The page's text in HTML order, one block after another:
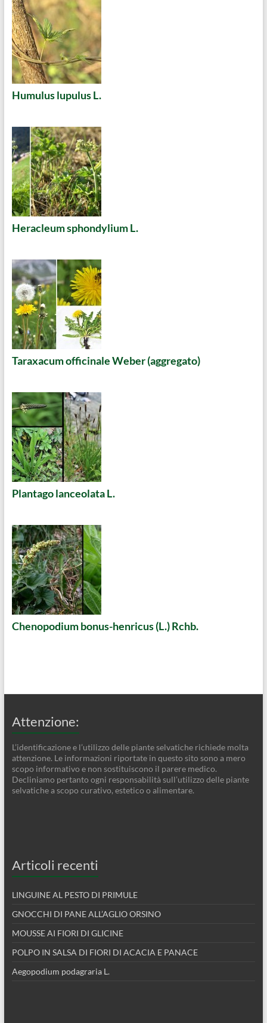
Humulus lupulus L.
Heracleum sphondylium L.
Taraxacum officinale Weber (aggregato)
Plantago lanceolata L.
Chenopodium bonus-henricus (L.) Rchb.
Attenzione:
L’identificazione e l’utilizzo delle piante selvatiche richiede molta
attenzione. Le informazioni riportate in questo sito sono a mero
scopo informativo e non sostituiscono il parere medico.
Decliniamo pertanto ogni responsabilità sull’utilizzo delle piante
selvatiche a scopo curativo, estetico o alimentare.
Articoli recenti
LINGUINE AL PESTO DI PRIMULE
GNOCCHI DI PANE ALL’AGLIO ORSINO
MOUSSE AI FIORI DI GLICINE
POLPO IN SALSA DI FIORI DI ACACIA E PANACE
Aegopodium podagraria L.